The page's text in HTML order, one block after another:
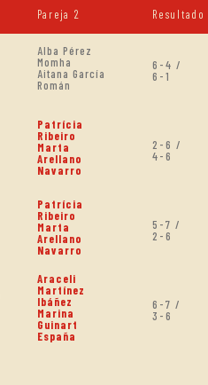
Pareja 2 Resultado
Alba Pérez
Momha
Aitana García
Román
6-4 /
6-1
Patrícia
Ribeiro
Marta
Arellano
Navarro
2-6 /
4-6
Patrícia
Ribeiro
Marta
Arellano
Navarro
5-7 /
2-6
Araceli
Martínez
Ibáñez
Marina
Guinart
España
6-7 /
3-6